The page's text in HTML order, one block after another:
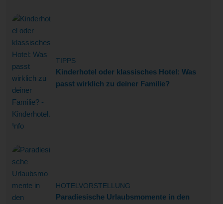
TIPPS
Kinderhotel oder klassisches Hotel: Was
passt wirklich zu deiner Familie?
HOTELVORSTELLUNG
Paradiesische Urlaubsmomente in den